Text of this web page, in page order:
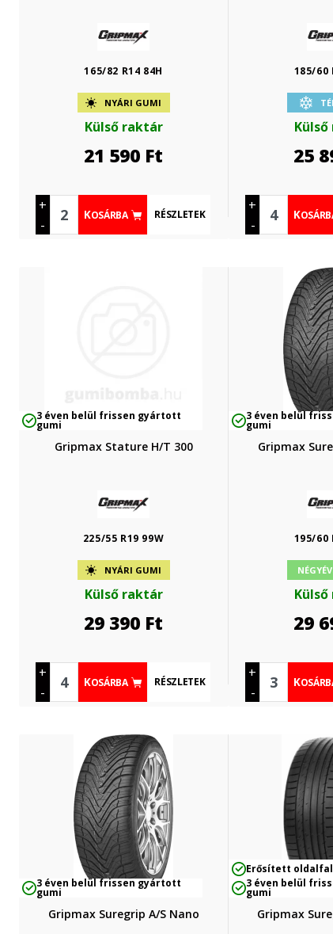
165/82 R14 84H
NYÁRI GUMI
Külső raktár
21 590 Ft
+
-
KOSÁRBA RÉSZLETEK
185/60
25
+
-
3 éven belül frissen gyártott
gumi
Gripmax Stature H/T 300
225/55 R19 99W
NYÁRI GUMI
Külső raktár
29 390 Ft
+
-
KOSÁRBA RÉSZLETEK
3 éven belül
gumi
Gripmax
195/60
29
+
-
3 éven belül frissen gyártott
gumi
Gripmax Suregrip A/S Nano
Erősített oldalfal
3 éven belül
gumi
Gripmax